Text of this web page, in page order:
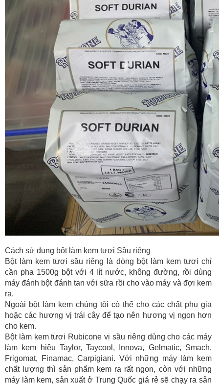
Cách sử dụng bột làm kem tươi Sầu riêng
Bột làm kem tươi sầu riêng là dòng bột làm kem tươi chỉ
cần pha 1500g bột với 4 lít nước, không đường, rồi dùng
máy đánh bột đánh tan với sữa rồi cho vào máy và đợi kem
ra.
Ngoài bột làm kem chúng tôi có thể cho các chất phụ gia
hoặc các hương vị trái cây để tạo nên hương vị ngon hơn
cho kem.
Bột làm kem tươi Rubicone vị sầu riêng dùng cho các máy
làm kem hiệu Taylor, Taycool, Innova, Gelmatic, Smach,
Frigomat, Finamac, Carpigiani. Với những máy làm kem
chất lượng thì sản phẩm kem ra rất ngon, còn với những
máy làm kem, sản xuất ở Trung Quốc giá rẻ sẽ chạy ra sản